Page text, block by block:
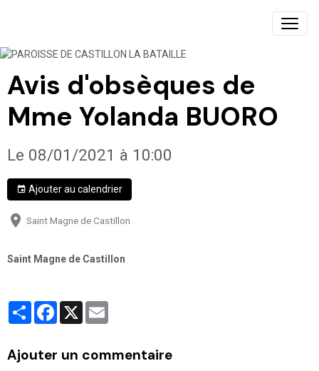
PAROISSE DE CASTILLON LA BATAILLE
Avis d'obsèques de
Mme Yolanda BUORO
Le 08/01/2021 à 10:00
Ajouter au calendrier
Saint Magne de Castillon
Saint Magne de Castillon
PartagerFacebook
X
Ajouter un commentaire